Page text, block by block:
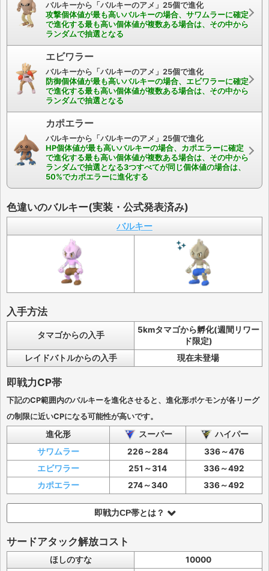
バルキーから「バルキーのアメ」25個で進化
攻撃個体値が最も高いバルキーの場合、サワムラーに確定
で進化する最も高い個体値が複数ある場合は、その中から
ランダムで抽選となる
エビワラー
バルキーから「バルキーのアメ」25個で進化
防御個体値が最も高いバルキーの場合、エビワラーに確定
で進化する最も高い個体値が複数ある場合は、その中から
ランダムで抽選となる
カポエラー
バルキーから「バルキーのアメ」25個で進化
HP個体値が最も高いバルキーの場合、カポエラーに確定
で進化する最も高い個体値が複数ある場合は、その中から
ランダムで抽選となる3つすべてが同じ個体値の場合は、
50%でカポエラーに進化する
色違いのバルキー(実装・公式発表済み)
バルキー
入手方法
タマゴからの入手
5kmタマゴから孵化(週間リワー
ド限定)
レイドバトルからの入手
現在未登場
即戦力CP帯
下記のCP範囲内のバルキーを進化させると、進化形ポケモンが各リーグ
の制限に近いCPになる可能性が高いです。
進化形 スーパー
ハイパー
サワムラー
226～284
336～476
エビワラー
251～314
336～492
カポエラー
274～340 336～492
即戦力CP帯とは？
サードアタック解放コスト
ほしのすな
10000